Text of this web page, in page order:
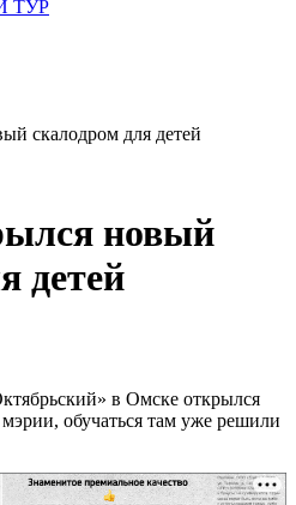
ТУР
скалодром для детей
новый
детей
в Омске открылся
обучаться там уже решили